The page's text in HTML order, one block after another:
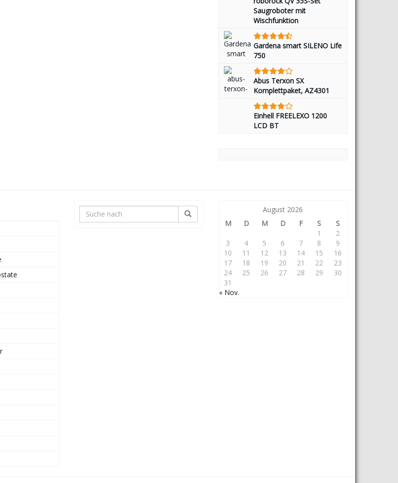
Saugroboter mit
Wischfunktion
Gardena smart SILENO Life
750
Abus Terxon SX
Komplettpaket, AZ4301
Einhell FREELEXO 1200
LCD BT
August 2026
M
D M D F S
S
1
2
3
4 5 6 7 8
9
10
11 12 13 14 15
16
17
18 19 20 21 22
23
24
25 26 27 28 29
30
31
« Nov.